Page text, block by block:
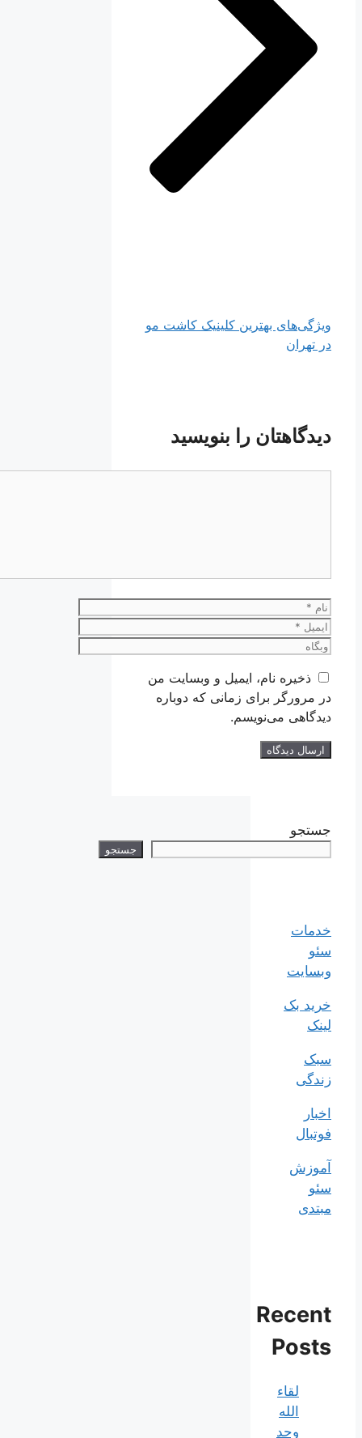
ویژگی‌های بهترین کلینیک کاشت مو
در تهران
دیدگاهتان را بنویسید
نام
ایمیل
وبگاه
ذخیره نام، ایمیل و وبسایت من
در مرورگر برای زمانی که دوباره
دیدگاهی می‌نویسم.
جستجو
جستجو
خدمات
سئو
وبسایت
خرید بک
لینک
سبک
زندگی
اخبار
فوتبال
آموزش
سئو
مبتدی
Recent
Posts
لقاء
الله
وحد